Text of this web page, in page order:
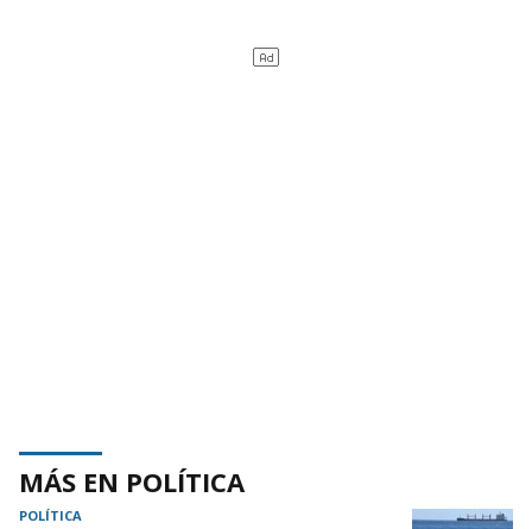
MÁS EN POLÍTICA
POLÍTICA